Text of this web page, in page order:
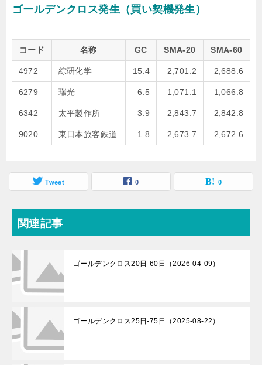
ゴールデンクロス発生（買い契機発生）
コード 名称 GC SMA-20 SMA-60
4972 綜研化学 15.4 2,701.2 2,688.6
6279 瑞光 6.5 1,071.1 1,066.8
6342 太平製作所 3.9 2,843.7 2,842.8
9020 東日本旅客鉄道 1.8 2,673.7 2,672.6
Tweet 0 0
関連記事
ゴールデンクロス20日-60日（2026-04-09）
ゴールデンクロス25日-75日（2025-08-22）